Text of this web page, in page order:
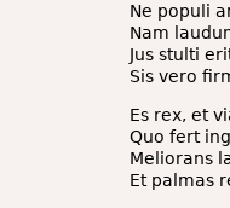
Ne populi
Nam
Jus stulti
Sis vero
Es rex, et
Quo fert
Meliorans
Et palmas